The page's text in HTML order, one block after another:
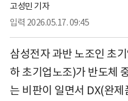
고성민 기자
입력 2026.05.17. 09:45
삼성전자 과반 노조인 초
하 초기업노조)가 반도체
는 비판이 일면서 DX(완